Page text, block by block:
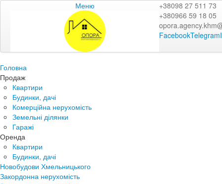
Меню
+38098 27 511 73
+380966 59 18 05
FacebookTelegram
Головна
Продаж
Квартири
Будинки, дачі
Комерційна нерухомість
Земельні ділянки
Гаражі
Оренда
Квартири
Будинки, дачі
Новобудови Хмельницького
Закордонна нерухомість